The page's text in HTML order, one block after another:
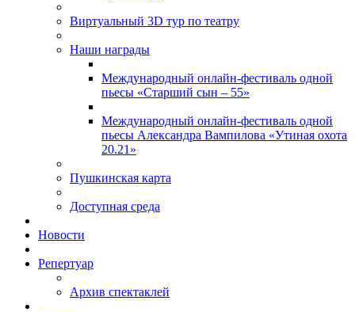
Виртуальный 3D тур по театру
Наши награды
Международный онлайн-фестиваль одной
пьесы «Старший сын – 55»
Международный онлайн-фестиваль одной
пьесы Александра Вампилова «Утиная охота
20.21»
Пушкинская карта
Доступная среда
Новости
Репертуар
Архив спектаклей